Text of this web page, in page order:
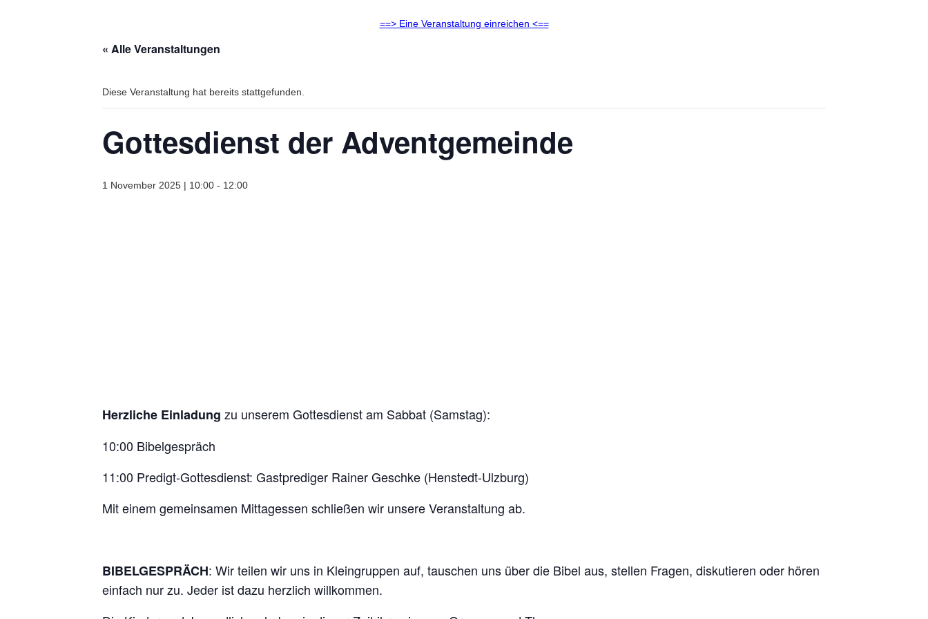
==> Eine Veranstaltung einreichen <==
« Alle Veranstaltungen
Diese Veranstaltung hat bereits stattgefunden.
Gottesdienst der Adventgemeinde
1 November 2025 | 10:00 - 12:00
Herzliche Einladung zu unserem Gottesdienst am Sabbat (Samstag):
10:00 Bibelgespräch
11:00 Predigt-Gottesdienst: Gastprediger Rainer Geschke (Henstedt-Ulzburg)
Mit einem gemeinsamen Mittagessen schließen wir unsere Veranstaltung ab.
BIBELGESPRÄCH: Wir teilen wir uns in Kleingruppen auf, tauschen uns über die Bibel aus, stellen Fragen, diskutieren oder hören
einfach nur zu. Jeder ist dazu herzlich willkommen.